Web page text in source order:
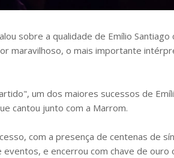
sobre a qualidade de Emílio Santiago
maravilhoso, o mais importante
um dos maiores sucessos de
cantou junto com a Marrom.
com a presença de centenas de
e encerrou com chave de ouro